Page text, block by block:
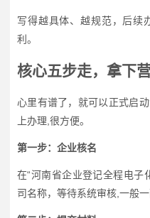
写得越具体、越规范，后续
利。
核心五步走，拿下
心里有谱了，就可以正式启
上办理,很方便。
第一步：企业核名
在“河南省企业登记全程电子
司名称，等待系统审核,一般